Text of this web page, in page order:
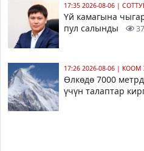
17:35 2026-08-06 |
Үй камагына
пул салынды
17:26 2026-08-06 | КООМ
Өлкөдө 7000
үчүн талаптар